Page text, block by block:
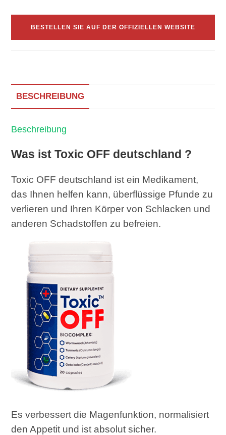
BESTELLEN SIE AUF DER OFFIZIELLEN WEBSITE
BESCHREIBUNG
Beschreibung
Was ist Toxic OFF deutschland ?
Toxic OFF deutschland ist ein Medikament,
das Ihnen helfen kann, überflüssige Pfunde zu
verlieren und Ihren Körper von Schlacken und
anderen Schadstoffen zu befreien.
Es verbessert die Magenfunktion, normalisiert
den Appetit und ist absolut sicher.